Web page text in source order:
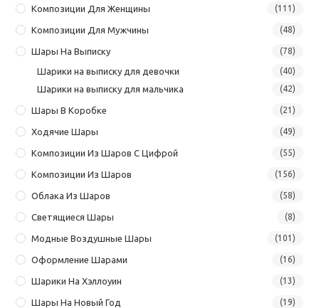
Композиции Для Женщины (111)
Композиции Для Мужчины (48)
Шары На Выписку (78)
Шарики на выписку для девочки (40)
Шарики на выписку для мальчика (42)
Шары В Коробке (21)
Ходячие Шары (49)
Композиции Из Шаров С Цифрой (55)
Композиции Из Шаров (156)
Облака Из Шаров (58)
Светящиеся Шары (8)
Модные Воздушные Шары (101)
Оформление Шарами (16)
Шарики На Хэллоуин (13)
Шары На Новый Год (19)